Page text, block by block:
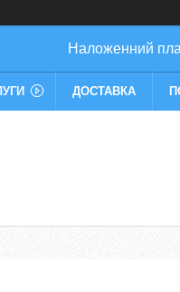
Наложенний
ДОСТАВКА